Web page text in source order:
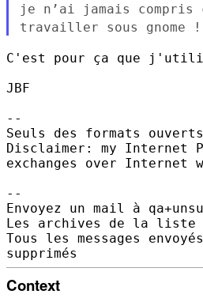
je n’ai jamais compris
travailler sous gnome !
C'est pour ça que
JBF
--
Seuls des formats
Disclaimer: my Internet
exchanges over Internet
--
Envoyez un mail à
Les archives de la liste
Tous les messages
Context